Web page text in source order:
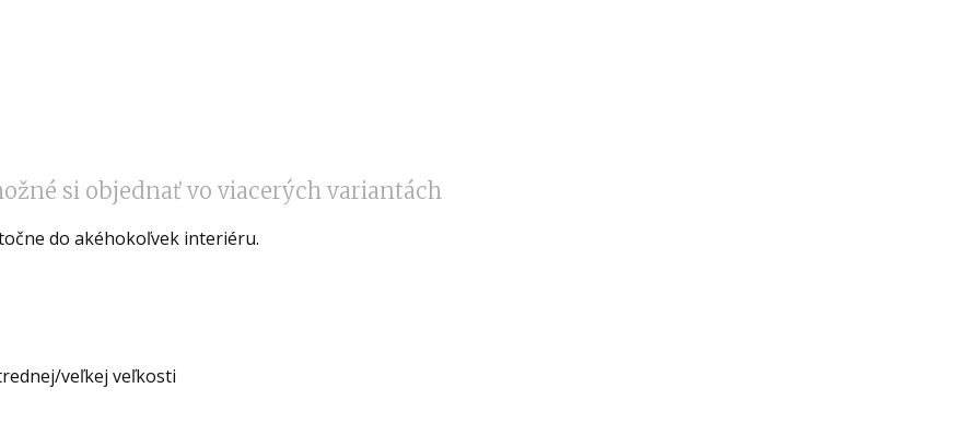
si objednať vo viacerých variantách
do akéhokoľvek interiéru.
veľkej veľkosti